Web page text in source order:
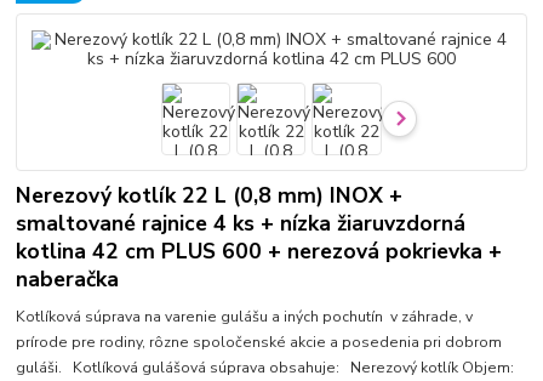
Nerezový kotlík 22 L (0,8 mm) INOX +
smaltované rajnice 4 ks + nízka žiaruvzdorná
kotlina 42 cm PLUS 600 + nerezová pokrievka +
naberačka
Kotlíková súprava na varenie gulášu a iných pochutín v záhrade, v
prírode pre rodiny, rôzne spoločenské akcie a posedenia pri dobrom
guláši. Kotlíková gulášová súprava obsahuje: Nerezový kotlík Objem: